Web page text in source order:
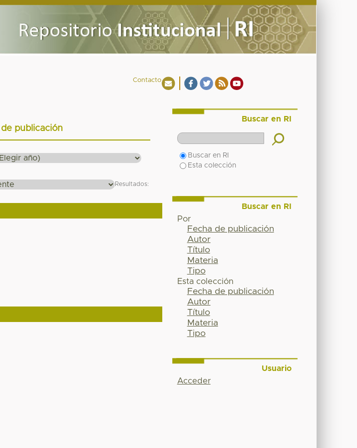
Contacto
publicación
Resultados:
Buscar en RI
Buscar en RI
Esta colección
Buscar en RI
Por
Fecha de publicación
Autor
Título
Materia
Tipo
Esta colección
Fecha de publicación
Autor
Título
Materia
Tipo
Usuario
Acceder